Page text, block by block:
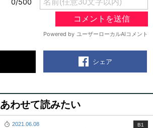
シェア
あわせて読みたい
2021.06.08 B1